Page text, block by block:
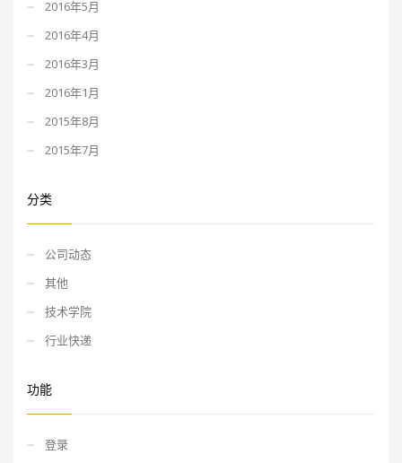
2016年5月
2016年4月
2016年3月
2016年1月
2015年8月
2015年7月
分类
公司动态
其他
技术学院
行业快递
功能
登录